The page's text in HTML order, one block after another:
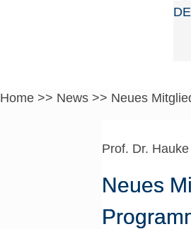
DE
Home >> News >> Neues
Prof. Dr.
Neues